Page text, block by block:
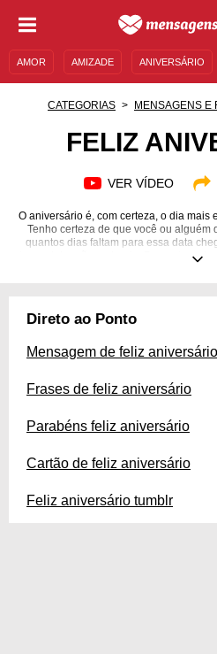
AMOR AMIZADE ANIVERSÁRIO
CATEGORIAS MENSAGENS E
FELIZ
VER VÍDEO
O aniversário é, com certeza, o dia mais
Tenho certeza de que você ou alguém
quantos dias faltam para essa data
traz celebração e alegria. Presentes,
Escolha a que mais expressa seus
Direto ao Ponto
Mensagem de feliz aniversário
Frases de feliz aniversário
Parabéns feliz aniversário
Cartão de feliz aniversário
Feliz aniversário tumblr